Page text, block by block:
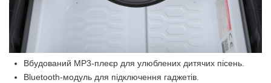
Вбудований MP3-плеєр для улюблених дитячих пісень.
Bluetooth-модуль для підключення гаджетів.